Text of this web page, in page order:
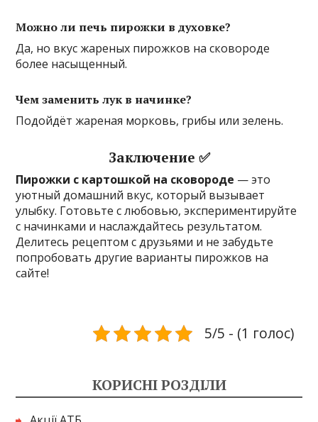
Можно ли печь пирожки в духовке?
Да, но вкус жареных пирожков на сковороде
более насыщенный.
Чем заменить лук в начинке?
Подойдёт жареная морковь, грибы или зелень.
Заключение ✅
Пирожки с картошкой на сковороде — это
уютный домашний вкус, который вызывает
улыбку. Готовьте с любовью, экспериментируйте
с начинками и наслаждайтесь результатом.
Делитесь рецептом с друзьями и не забудьте
попробовать другие варианты пирожков на
сайте!
5/5 - (1 голос)
КОРИСНІ РОЗДІЛИ